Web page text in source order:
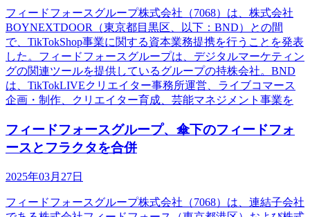
フィードフォースグループ株式会社（7068）は、株式会社
BOYNEXTDOOR（東京都目黒区、以下：BND）との間
で、TikTokShop事業に関する資本業務提携を行うことを発表
した。フィードフォースグループは、デジタルマーケティン
グの関連ツールを提供しているグループの持株会社。BND
は、TikTokLIVEクリエイター事務所運営、ライブコマース
企画・制作、クリエイター育成、芸能マネジメント事業を
フィードフォースグループ、傘下のフィードフォ
ースとフラクタを合併
2025年03月27日
フィードフォースグループ株式会社（7068）は、連結子会社